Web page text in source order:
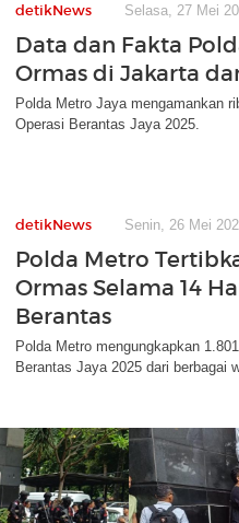
detikNews Selasa, 27 Mei
Data dan Fakta
Ormas di Jakarta
Polda Metro Jaya mengamankan
Operasi Berantas Jaya 2025.
detikNews Senin, 26 Mei
Polda Metro
Ormas Selama 14
Berantas
Polda Metro mengungkapkan
Berantas Jaya 2025 dari berbagai